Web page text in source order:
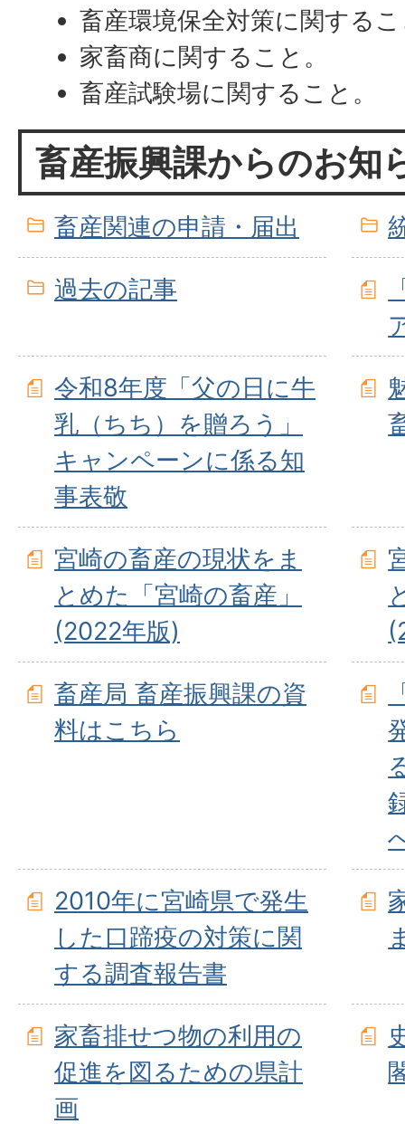
畜産環境保全対策に関する
家畜商に関すること。
畜産試験場に関すること。
畜産振興課からのお知
畜産関連の申請・届出
過去の記事
令和8年度「父の日に牛
乳（ちち）を贈ろう」
キャンペーンに係る知
事表敬
宮崎の畜産の現状をま
とめた「宮崎の畜産」
(2022年版)
畜産局 畜産振興課の資
料はこちら
2010年に宮崎県で発生
した口蹄疫の対策に関
する調査報告書
家畜排せつ物の利用の
促進を図るための県計
画